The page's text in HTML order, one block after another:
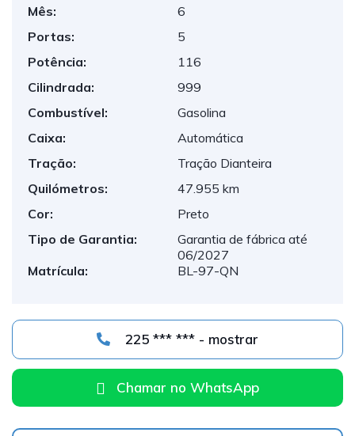
Mês:
6
Portas:
5
Potência:
116
Cilindrada:
999
Combustível:
Gasolina
Caixa:
Automática
Tração:
Tração Dianteira
Quilómetros:
47.955 km
Cor:
Preto
Tipo de Garantia:
Garantia de fábrica até
06/2027
Matrícula:
BL-97-QN
225 *** *** - mostrar
Chamar no WhatsApp